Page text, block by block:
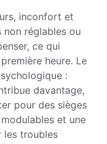
inconfort et
réglables ou
ce qui
heure. Le
:
davantage,
pour des sièges
et une
les troubles